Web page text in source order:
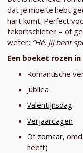
dat je moeite hebt
hart komt. Perfect
tekortschieten – of
weten: “Hé, jij bent
Een boeket rozen
Romantische
Jubilea
Valentijnsdag
Verjaardagen
Of zomaar,
heeft)